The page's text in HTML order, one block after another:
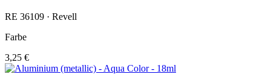
RE 36109 · Revell
Farbe
3,25 €